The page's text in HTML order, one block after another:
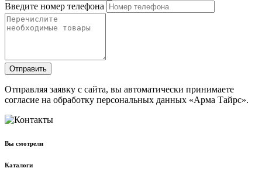
Введите номер телефона
Отправить
Отправляя заявку с сайта, вы автоматически принимаете
согласие на обработку персональных данных «Арма Тайрс».
Вы смотрели
Каталоги